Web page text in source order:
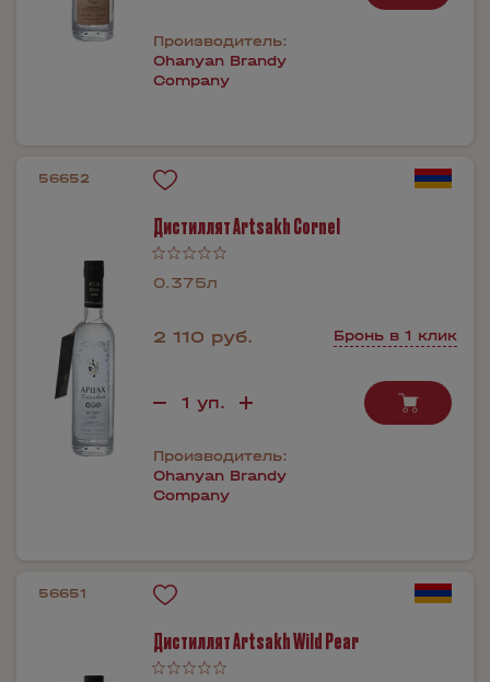
Производитель:
Ohanyan Brandy
Company
56652
Дистиллят Artsakh Cornel
0.375л
2 110 руб. Бронь в 1 клик
Производитель:
Ohanyan Brandy
Company
56651
Дистиллят Artsakh Wild Pear